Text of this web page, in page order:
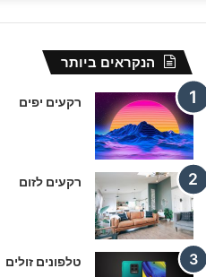
הנקראים ביותר
רקעים יפים
רקעים לזום
טלפונים זולים